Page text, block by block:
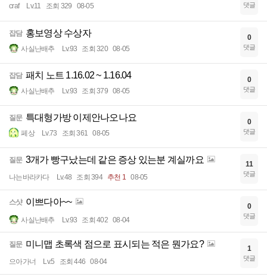
craf Lv.11 조회 329 08-05 댓글
잡담 홍보영상 수상자
사실난배추 Lv.93 조회 320 08-05
0
댓글
잡담 패치 노트 1.16.02 ~ 1.16.04
사실난배추 Lv.93 조회 379 08-05
0
댓글
질문 특대형가방 이제안나오나요
페상 Lv.73 조회 361 08-05
0
댓글
질문 3개가 빵구났는데 같은 증상 있는분 계실까요
나는바라카다 Lv.48 조회 394 추천 1 08-05
11
댓글
스샷 이쁘다아~~
사실난배추 Lv.93 조회 402 08-04
0
댓글
질문 미니맵 초록색 점으로 표시되는 적은 뭔가요?
으아가너 Lv.5 조회 446 08-04
1
댓글